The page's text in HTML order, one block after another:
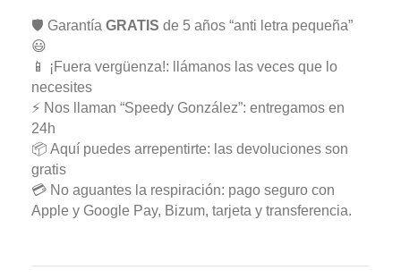
🛡️ Garantía GRATIS de 5 años “anti letra pequeña”
😃
📱 ¡Fuera vergüenza!: llámanos las veces que lo
necesites
⚡ Nos llaman “Speedy González”: entregamos en
24h
📦 Aquí puedes arrepentirte: las devoluciones son
gratis
💳 No aguantes la respiración: pago seguro con
Apple y Google Pay, Bizum, tarjeta y transferencia.